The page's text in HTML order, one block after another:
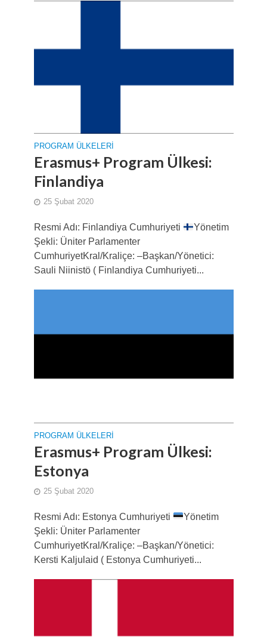
PROGRAM ÜLKELERI
Erasmus+ Program Ülkesi:
Finlandiya
25 Şubat 2020
Resmi Adı: Finlandiya Cumhuriyeti
Yönetim
Şekli: Üniter Parlamenter
CumhuriyetKral/Kraliçe: –Başkan/Yönetici:
Sauli Niinistö ( Finlandiya Cumhuriyeti...
PROGRAM ÜLKELERI
Erasmus+ Program Ülkesi:
Estonya
25 Şubat 2020
Resmi Adı: Estonya Cumhuriyeti
Yönetim
Şekli: Üniter Parlamenter
CumhuriyetKral/Kraliçe: –Başkan/Yönetici:
Kersti Kaljulaid ( Estonya Cumhuriyeti...